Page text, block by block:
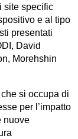
site specific
e al tipo
presentati
David
Morehshin
si occupa di
per l’impatto
nuove